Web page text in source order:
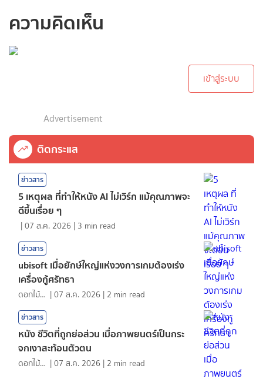
ความคิดเห็น
เข้าสู่ระบบ
Advertisement
ติดกระแส
ข่าวสาร
5 เหตุผล ที่ทำให้หนัง AI ไม่เวิร์ก แม้คุณภาพจะ
ดีขึ้นเรื่อย ๆ
|07 ส.ค. 2026 | 3 min read
ข่าวสาร
ubisoft เมื่อยักษ์ใหญ่แห่งวงการเกมต้องเร่ง
เครื่องกู้ศรัทธา
ดอกไม้กับสายน้ำ |07 ส.ค. 2026 | 2 min read
ข่าวสาร
หนัง ชีวิตที่ถูกย่อส่วน เมื่อภาพยนตร์เป็นกระ
จกเงาสะท้อนตัวตน
ดอกไม้กับสายน้ำ |07 ส.ค. 2026 | 2 min read